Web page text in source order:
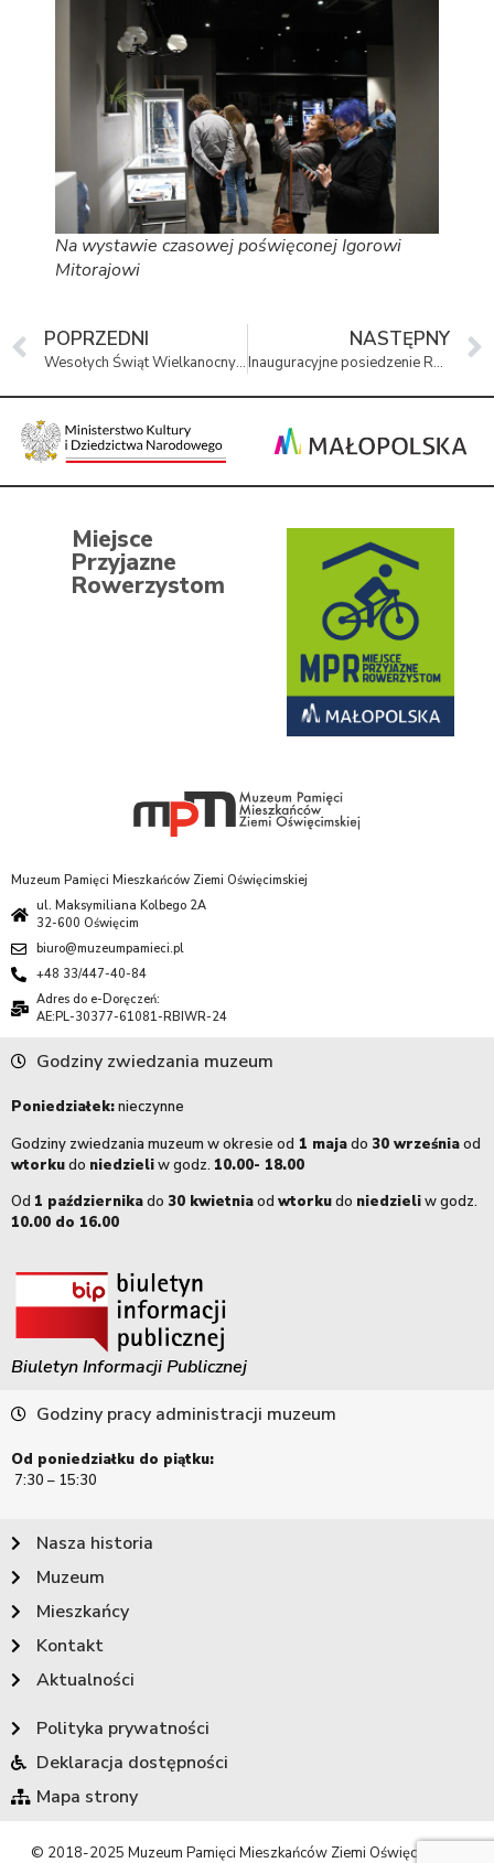
Na wystawie czasowej poświęconej Igorowi
Mitorajowi
POPRZEDNI
Wesołych Świąt Wielkanocnych
NASTĘPNY
Inauguracyjne posiedzenie Rady Muzeum
Miejsce
Przyjazne
Rowerzystom
Muzeum Pamięci Mieszkańców Ziemi Oświęcimskiej
ul. Maksymiliana Kolbego 2A
32-600 Oświęcim
biuro@muzeumpamieci.pl
+48 33/447-40-84
Adres do e-Doręczeń:
AE:PL-30377-61081-RBIWR-24
Godziny zwiedzania muzeum
Poniedziałek:nieczynne
Godziny zwiedzania muzeum w okresie od 1 majado 30 wrześniaod
wtorkudo niedzieliw godz. 10.00- 18.00
Od 1 październikado 30 kwietniaod wtorkudo niedzieliw godz.
10.00 do 16.00
Biuletyn Informacji Publicznej
Godziny pracy administracji muzeum
Od poniedziałku do piątku:
7:30 – 15:30
Nasza historia
Muzeum
Mieszkańcy
Kontakt
Aktualności
Polityka prywatności
Deklaracja dostępności
Mapa strony
© 2018-2025 Muzeum Pamięci Mieszkańców Ziemi Oświęcimskiej.